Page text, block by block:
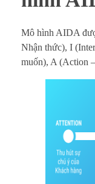
Mô hình AIDA
Nhận thức), I
muốn), A (Action